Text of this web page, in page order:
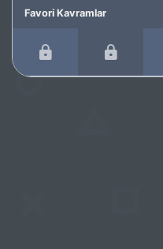
Favori Kavramlar